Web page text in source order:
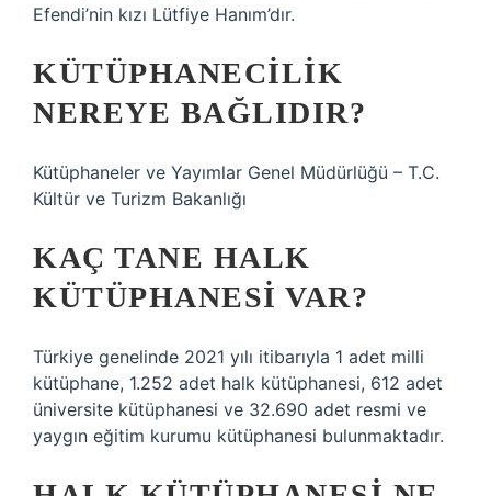
Efendi’nin kızı Lütfiye Hanım’dır.
KÜTÜPHANECILIK
NEREYE BAĞLIDIR?
Kütüphaneler ve Yayımlar Genel Müdürlüğü – T.C.
Kültür ve Turizm Bakanlığı
KAÇ TANE HALK
KÜTÜPHANESI VAR?
Türkiye genelinde 2021 yılı itibarıyla 1 adet milli
kütüphane, 1.252 adet halk kütüphanesi, 612 adet
üniversite kütüphanesi ve 32.690 adet resmi ve
yaygın eğitim kurumu kütüphanesi bulunmaktadır.